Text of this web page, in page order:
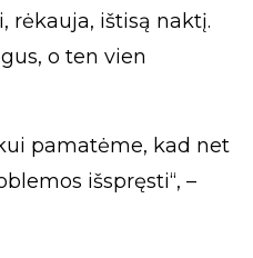
rėkauja, ištisą naktį.
o ten vien
pamatėme, kad net
išspręsti“, –